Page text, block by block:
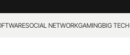
SOCIAL NETWORKGAMINGBIG TECH